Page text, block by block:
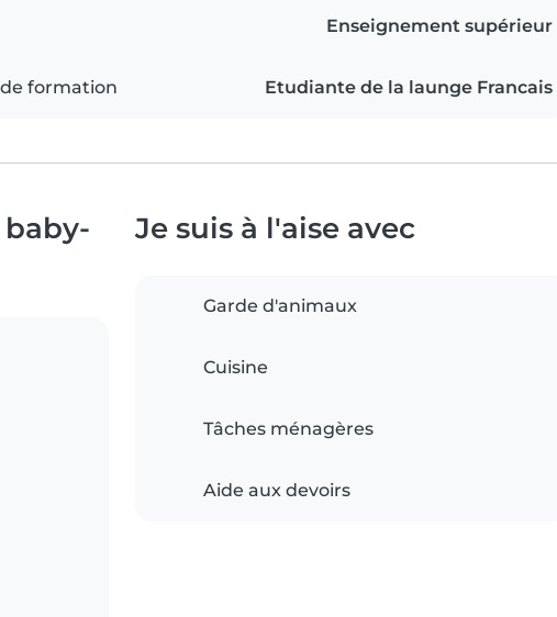
Enseignement supérieur
formation Etudiante de la launge Francais
Je suis à l'aise avec
Garde d'animaux
Cuisine
Tâches ménagères
Aide aux devoirs